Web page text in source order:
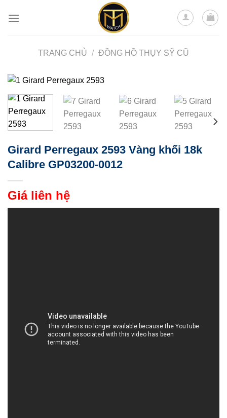
TRANG CHỦ / ĐỒNG HỒ THỤY SỸ CŨ
Girard Perregaux 2593 Vàng khối 18k
Calibre GP03200-0012
Giá liên hệ